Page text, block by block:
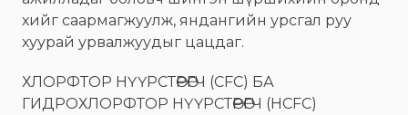
хийг саармагжуулж, яндангийн урсгал руу
хуурай урвалжуудыг цацдаг.
ХЛОРФТОР НҮҮРСТӨРӨГЧ (CFC) БА
ГИДРОХЛОРФТОР НҮҮРСТӨРӨГЧ (HCFC)